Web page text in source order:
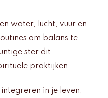
water, lucht, vuur en
om balans te
ster dit
praktijken.
in je leven,